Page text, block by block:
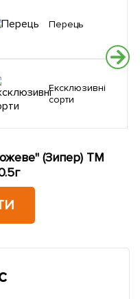
Перець
Ексклюзивні
сорти
(Зипер) ТМ